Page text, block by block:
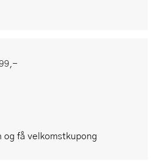
og få velkomstkupong